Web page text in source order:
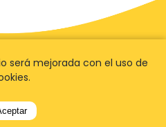
será mejorada con el uso de